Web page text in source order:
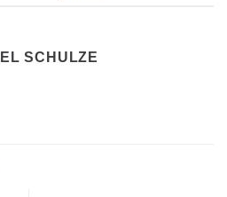
SCHULZE